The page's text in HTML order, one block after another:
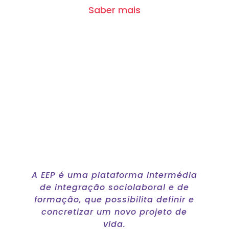
Saber mais
A EEP é uma plataforma intermédia
de integração sociolaboral e de
formação, que possibilita definir e
concretizar um novo projeto de
vida.